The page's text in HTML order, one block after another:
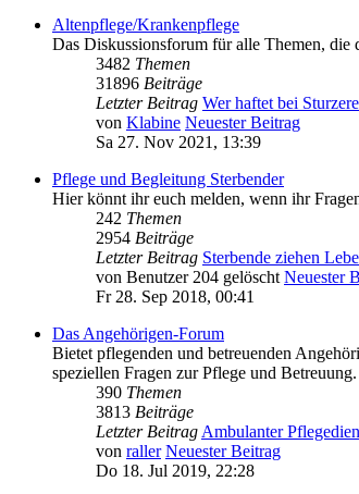
Altenpflege/Krankenpflege
Das Diskussionsforum für alle Themen, die
3482 Themen
31896 Beiträge
Letzter Beitrag Wer haftet bei
von Klabine Neuester Beitrag
Sa 27. Nov 2021, 13:39
Pflege und Begleitung Sterbender
Hier könnt ihr euch melden, wenn ihr
242 Themen
2954 Beiträge
Letzter Beitrag Sterbende ziehen
von Benutzer 204 gelöscht Neuester
Fr 28. Sep 2018, 00:41
Das Angehörigen-Forum
Bietet pflegenden und betreuenden
speziellen Fragen zur Pflege und Betreuung.
390 Themen
3813 Beiträge
Letzter BeitragAmbulanter
von raller Neuester Beitrag
Do 18. Jul 2019, 22:28